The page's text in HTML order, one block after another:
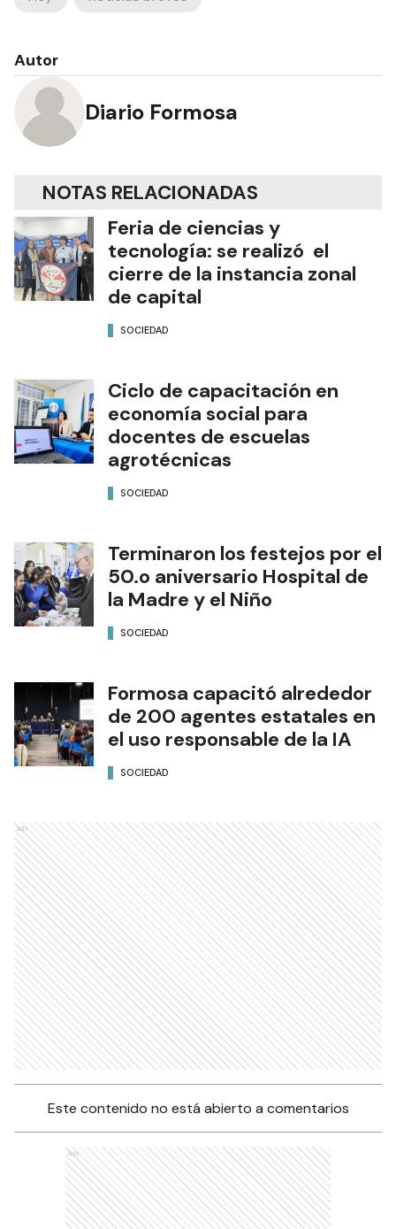
Autor
Diario Formosa
NOTAS RELACIONADAS
Feria de ciencias y
tecnología: se realizó el
cierre de la instancia zonal
de capital
SOCIEDAD
Ciclo de capacitación en
economía social para
docentes de escuelas
agrotécnicas
SOCIEDAD
Terminaron los festejos por el
50.o aniversario Hospital de
la Madre y el Niño
SOCIEDAD
Formosa capacitó alrededor
de 200 agentes estatales en
el uso responsable de la IA
SOCIEDAD
Ads
Este contenido no está abierto a comentarios
Ads